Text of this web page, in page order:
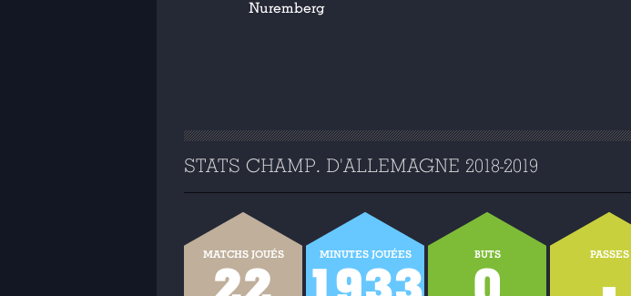
Nuremberg
STATS CHAMP. D'ALLEMAGNE 2018-2019
MATCHS JOUÉS MINUTES JOUÉES BUTS PASSES